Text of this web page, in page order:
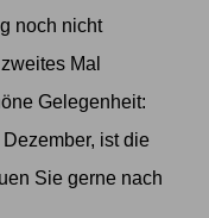
noch nicht
Mal
Gelegenheit:
ist die
Sie gerne nach